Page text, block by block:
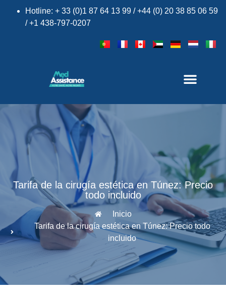
Hotline: + 33 (0)1 87 64 13 99 / +44 (0) 20 38 85 06 59
/ +1 438-797-0207
Tarifa de la cirugía estética en Túnez: Precio
todo incluido
Inicio
Tarifa de la cirugía estética en Túnez: Precio todo
incluido